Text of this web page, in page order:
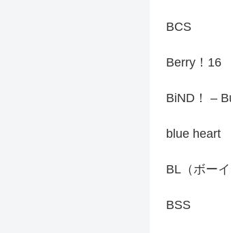
BCS
Berry！16
BiND！ –
blue heart
BL（ボーイ
BSS